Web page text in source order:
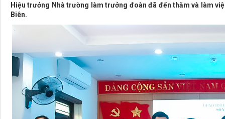
Hiệu trưởng Nhà trường làm trưởng đoàn đã đến thăm và làm
Biên.